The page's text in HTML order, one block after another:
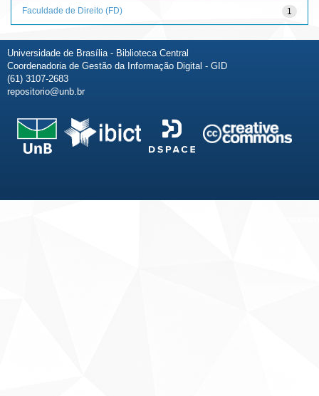
1
Faculdade de Direito (FD)
Universidade de Brasília - Biblioteca Central
Coordenadoria de Gestão da Informação Digital - GID
(61) 3107-2683
repositorio@unb.br